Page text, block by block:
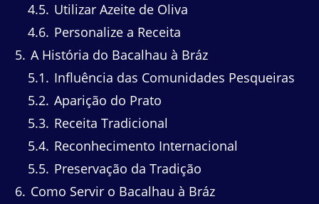
4.5 Utilizar Azeite de Oliva
4.6 Personalize a Receita
5 A História do Bacalhau à Bráz
5.1
Influência das Comunidades Pesqueiras
5.2 Aparição do Prato
5.3 Receita Tradicional
5.4 Reconhecimento Internacional
5.5 Preservação da Tradição
6 Como Servir o Bacalhau à Bráz